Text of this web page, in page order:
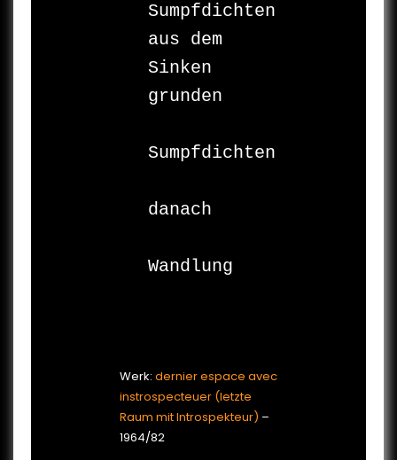
Sumpfdichten
aus dem
Sinken
grunden
Sumpfdichten
danach
Wandlung
Werk: dernier espace avec
instrospecteuer (letzte
Raum mit Introspekteur) –
1964/82